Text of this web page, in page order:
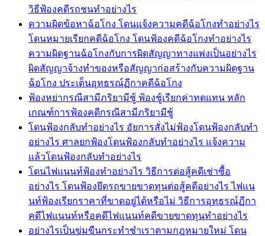
วิธีฟ้องคดีรถชนทำอย่างไร
ความผิดข้อหาฉ้อโกง โดนแจ้งความคดีฉ้อโกงทำอย่างไร
โดนหมายเรียกคดีฉ้อโกง โดนฟ้องคดีฉ้อโกงทำอย่างไร
ความผิดฐานฉ้อโกงกับการผิดสัญญาทางแพ่งเป็นอย่างไร
ผิดสัญญาจ้างทำของหรือสัญญาก่อสร้างกับความผิดฐาน
ฉ้อโกง ประเด็นอุทธรณ์ฏีกาคดีฉ้อโกง
ฟ้องหย่ากรณีสามีภริยามีชู้ ฟ้องชู้เรียกค่าทดแทน หลัก
เกณฑ์การฟ้องคดีกรณีสามีภริยามีชู้
โดนฟ้องกลับทำอย่างไร อัยการสั่งไม่ฟ้องโดนฟ้องกลับทำ
อย่างไร ศาลยกฟ้องโดนฟ้องกลับทำอย่างไร แจ้งความ
แล้วโดนฟ้องกลับทำอย่างไร
โดนไฟแนนท์ฟ้องทำอย่างไร วิธีการต่อสู้คดีเช่าซื้อ
อย่างไร โดนฟ้องยึดรถขายขาดทุนต่อสู้คดีอย่างไร ไฟแน
นท์ฟ้องเรียกราคาที่ขาดอยู่ได้หรือไม่ วิธีการอุทธรณ์ฏีกา
คดีไฟแนนท์หรือคดีไฟแนนท์คดีขายขาดทุนทำอย่างไร
อย่างไรเป็นข่มขืนกระทำชำเราตามกฎหมายใหม่ โดน